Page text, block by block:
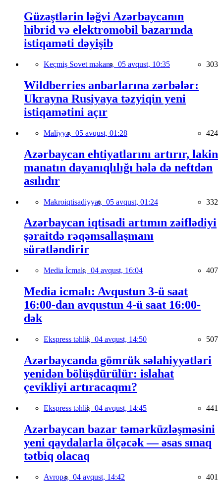
Güzəştlərin ləğvi Azərbaycanın
hibrid və elektromobil bazarında
istiqaməti dəyişib
Keçmiş Sovet məkanı, 05 avqust, 10:35 303
Wildberries anbarlarına zərbələr:
Ukrayna Rusiyaya təzyiqin yeni
istiqamətini açır
Maliyyə, 05 avqust, 01:28 424
Azərbaycan ehtiyatlarını artırır, lakin
manatın dayanıqlılığı hələ də neftdən
asılıdır
Makroiqtisadiyyat, 05 avqust, 01:24 332
Azərbaycan iqtisadi artımın zəiflədiyi
şəraitdə rəqəmsallaşmanı
sürətləndirir
Media İcmalı, 04 avqust, 16:04 407
Media icmalı: Avqustun 3-ü saat
16:00-dan avqustun 4-ü saat 16:00-
dək
Ekspress təhlil, 04 avqust, 14:50 507
Azərbaycanda gömrük səlahiyyətləri
yenidən bölüşdürülür: islahat
çevikliyi artıracaqmı?
Ekspress təhlil, 04 avqust, 14:45 441
Azərbaycan bazar təmərküzləşməsini
yeni qaydalarla ölçəcək — əsas sınaq
tətbiq olacaq
Avropa, 04 avqust, 14:42 401